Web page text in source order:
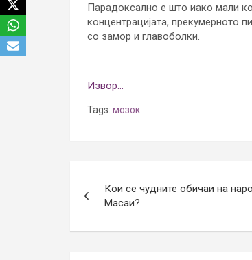
Парадоксално е што иако мали
концентрацијата, прекумерното
со замор и главоболки.
Извор…
Tags: мозок
navigation
Кои се чудните обичаи на
Масаи?